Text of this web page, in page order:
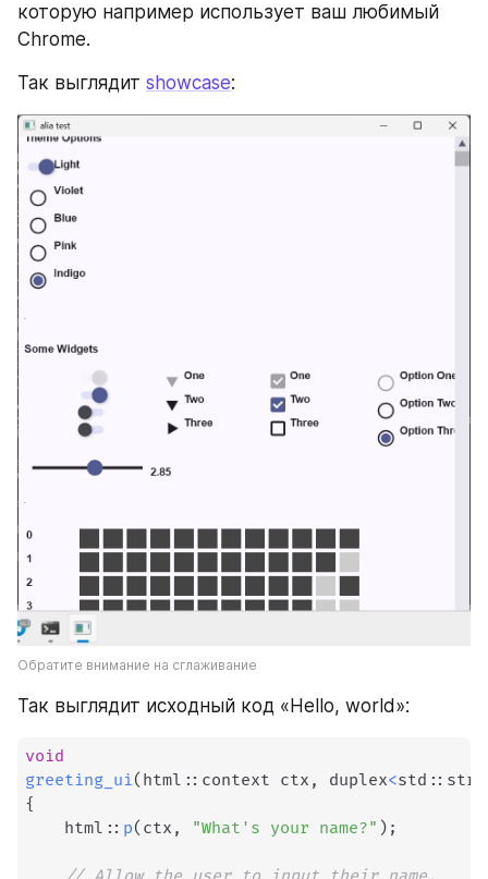
которую например использует ваш любимый
Chrome.
Так выглядит showcase:
Обратите внимание на сглаживание
Так выглядит исходный код «Hello, world»:
void
greeting_ui( html :: context ctx , duplex<std ::
{
    html
:: p( ctx , "What's your name?" ) ;